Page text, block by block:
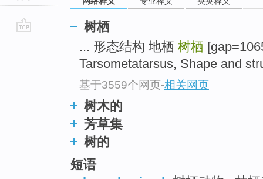
树栖
... 形态结构 地栖 树栖
Tarsometatarsus, Shape and
基于3559个网页-相关网页
树木的
芳草集
树的
短语